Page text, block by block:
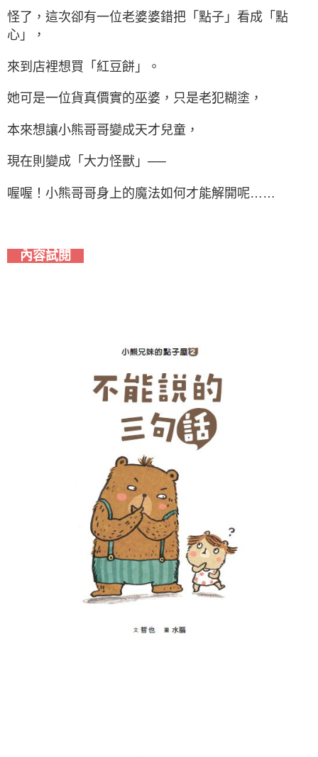
怪了，這次卻有一位老婆婆錯把「點子」看成「點
心」，
來到店裡想買「紅豆餅」。
她可是一位貨真價實的巫婆，只是老犯糊塗，
本來想讓小熊哥哥變成天才兒童，
現在則變成「大力怪獸」──
喔喔！小熊哥哥身上的魔法如何才能解開呢……
內容試閱